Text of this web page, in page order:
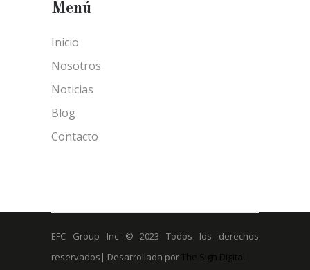
Menú
Inicio
Nosotros
Noticias
Blog
Contacto
EFC Group Inc © 2023 Todos los derechos
reservados| Desarrollada porThe Sign Digital